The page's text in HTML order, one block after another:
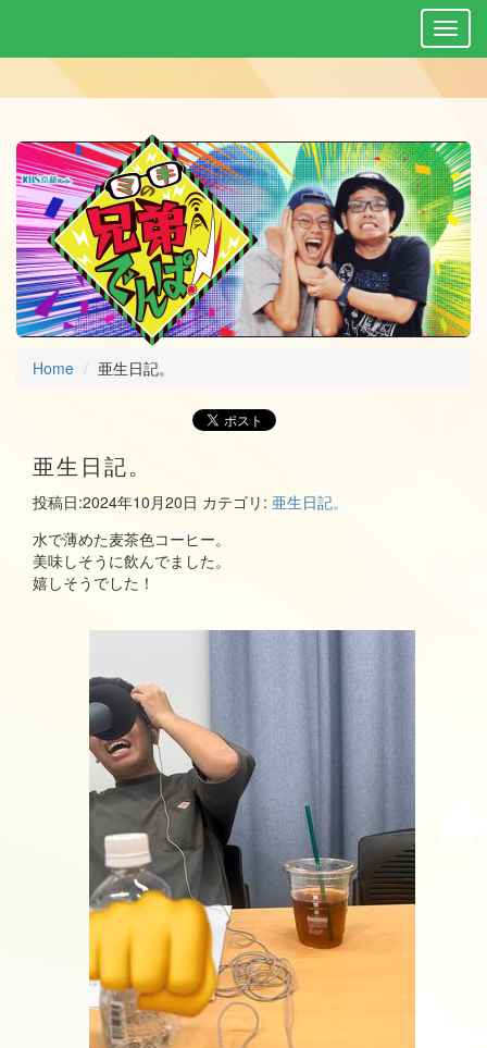
Home 亜生日記。
亜生日記。
投稿日:2024年10月20日 カテゴリ: 亜生日記。
水で薄めた麦茶色コーヒー。
美味しそうに飲んでました。
嬉しそうでした！